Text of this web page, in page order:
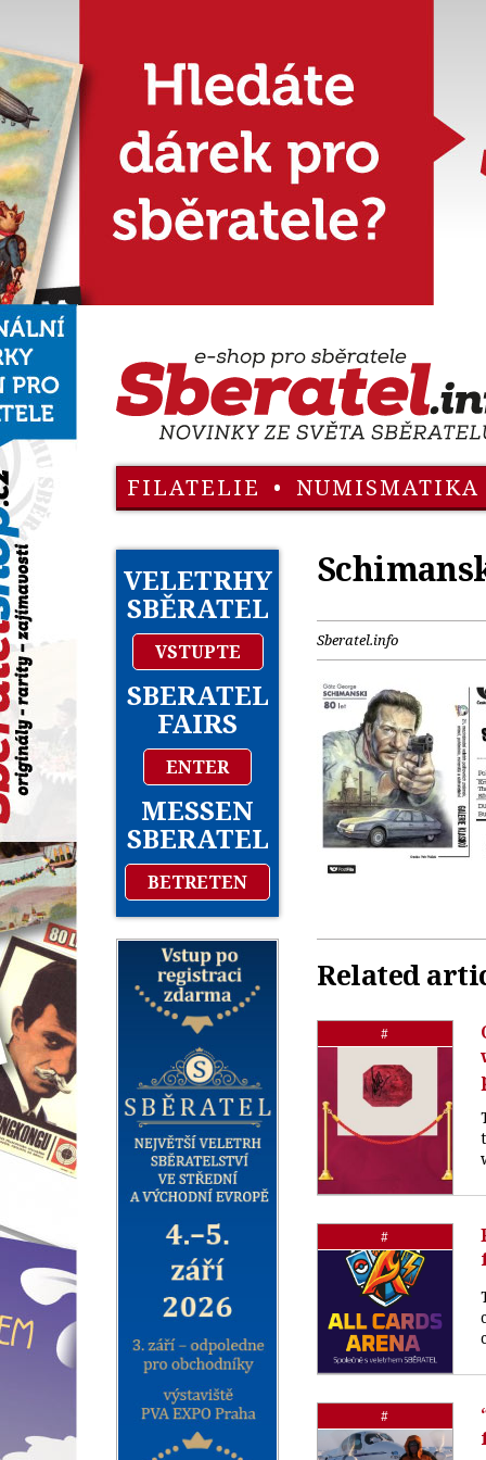
FILATELIE • NUMISMATIKA
VELETRHY
SBĚRATEL
VSTUPTE
SBERATEL
FAIRS
ENTER
MESSEN
SBERATEL
BETRETEN
Sberatel.info
Related
#
#
#